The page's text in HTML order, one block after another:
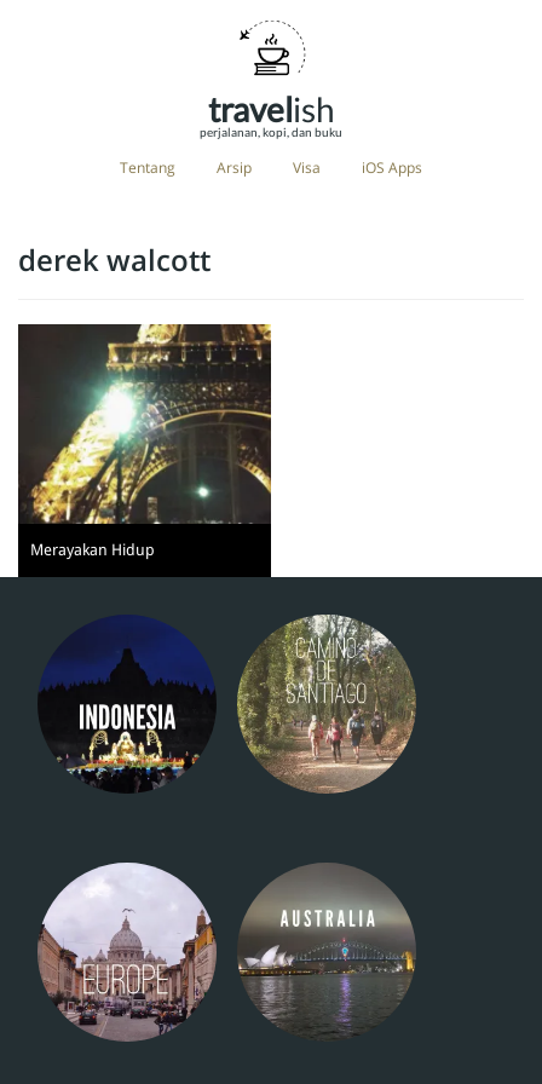
travelish
perjalanan, kopi, dan buku
Tentang Arsip Visa iOS Apps
derek walcott
Merayakan Hidup